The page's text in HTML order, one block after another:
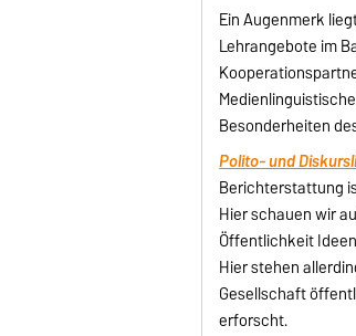
Ein Augenmerk
Lehrangebote im
Besonderheiten
Polito- und
Berichterstattung
Hier schauen wir
Öffentlichkeit
Hier stehen
Gesellschaft
erforscht.